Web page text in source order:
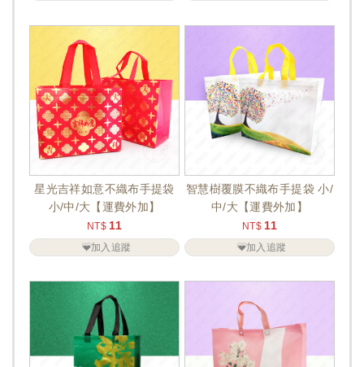
星光吉祥如意不織布手提袋
小/中/大【運費外加】
NT$ 11
加入追蹤
智慧樹覆膜不織布手提袋 小/
中/大【運費外加】
NT$ 11
加入追蹤